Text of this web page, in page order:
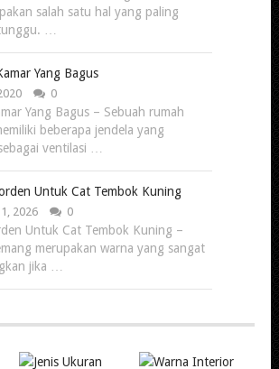
salah satu hal yang paling
…
Yang Bagus
0
Yang Bagus – Sebuah rumah
beberapa jendela yang
ventilasi …
Untuk Cat Tembok Kuning
2026 0
Untuk Cat Tembok Kuning –
merupakan warna yang sangat
jika …